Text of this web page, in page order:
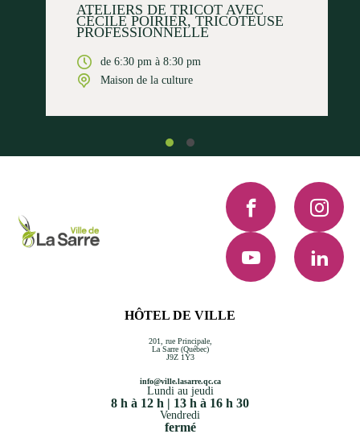
ATELIERS DE TRICOT AVEC
CÉCILE POIRIER, TRICOTEUSE
PROFESSIONNELLE
de 6:30 pm à 8:30 pm
Maison de la culture
HÔTEL DE VILLE
201, rue Principale,
La Sarre (Québec)
J9Z 1Y3
info@ville.lasarre.qc.ca
Lundi au jeudi
8 h à 12 h | 13 h à 16 h 30
Vendredi
fermé
Facebook
YouTube